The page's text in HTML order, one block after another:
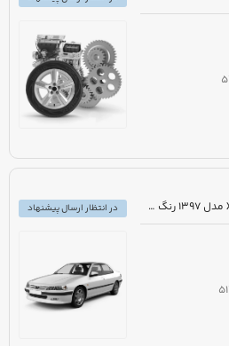
مزایده دولتی خودرو پژو پارس XU7 مدل 1397 رنگ سفید روغنی
در انتظار ارسال پیشنهاد